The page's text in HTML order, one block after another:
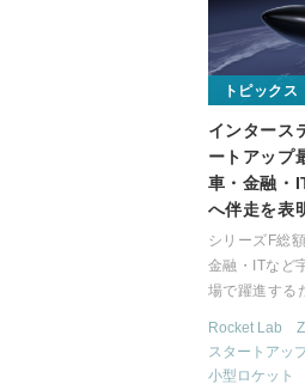
トピックス
インタース
ートアップ
車・金融・
へ伴走を表
シリーズF総
金融・ITなど
場で躍進する
Rocket Lab
スタートアッ
小型ロケット